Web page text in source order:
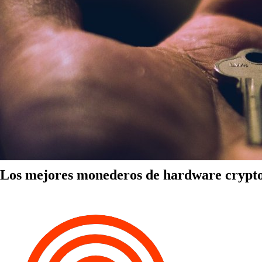
Los mejores monederos de hardware